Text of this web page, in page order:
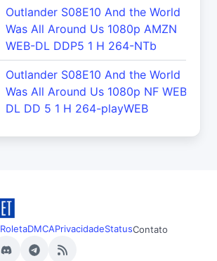
Outlander S08E10 And the World
Was All Around Us 1080p AMZN
WEB-DL DDP5 1 H 264-NTb
Outlander S08E10 And the World
Was All Around Us 1080p NF WEB-
DL DD 5 1 H 264-playWEB
RoletaDMCAPrivacidadeStatusContato